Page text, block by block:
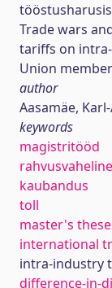
Trade wars
tariffs on
Union
author
Aasamäe,
keywords
magistritööd
kaubandus
toll
master's
international
intra-industry
difference-in-